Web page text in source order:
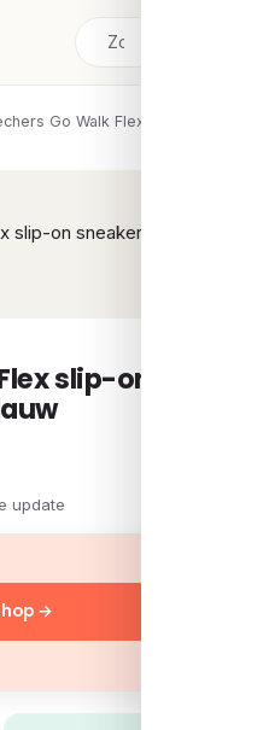
Go Walk Flex slip-on
slip-on
update
→